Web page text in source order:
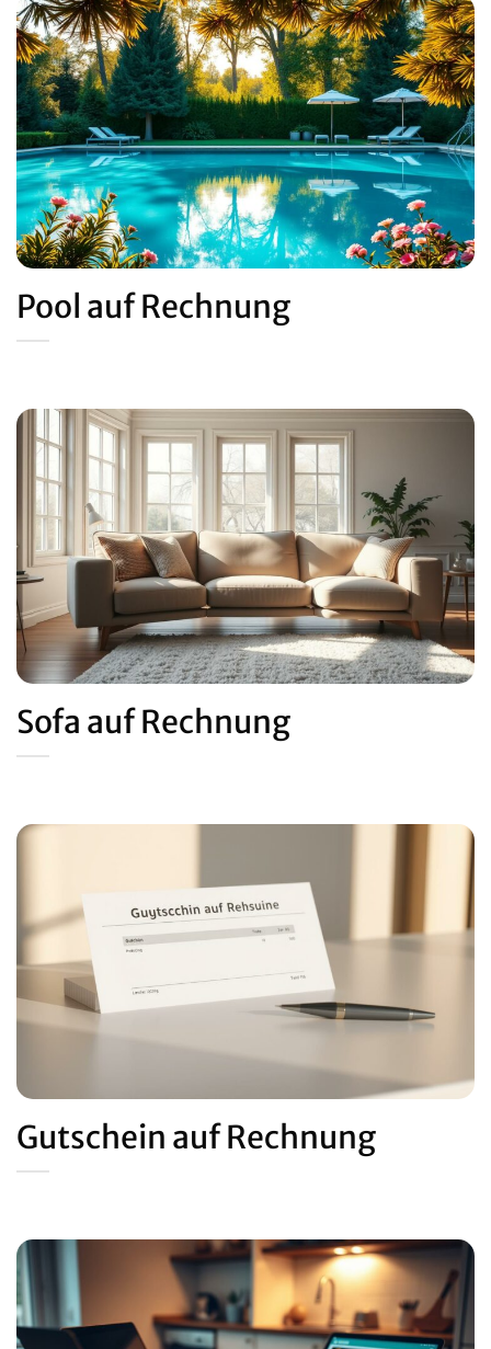
Pool auf Rechnung
Sofa auf Rechnung
Gutschein auf Rechnung